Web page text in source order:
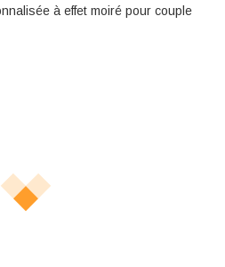
à effet moiré pour couple